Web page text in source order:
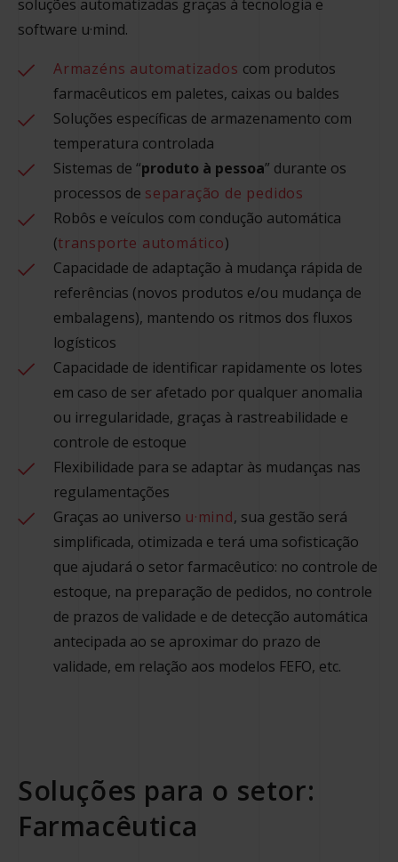
soluções automatizadas graças à tecnologia e
software u·mind.
Armazéns automatizados com produtos
farmacêuticos em paletes, caixas ou baldes
Soluções específicas de armazenamento com
temperatura controlada
Sistemas de “produto à pessoa” durante os
processos de separação de pedidos
Robôs e veículos com condução automática
(transporte automático)
Capacidade de adaptação à mudança rápida de
referências (novos produtos e/ou mudança de
embalagens), mantendo os ritmos dos fluxos
logísticos
Capacidade de identificar rapidamente os lotes
em caso de ser afetado por qualquer anomalia
ou irregularidade, graças à rastreabilidade e
controle de estoque
Flexibilidade para se adaptar às mudanças nas
regulamentações
Graças ao universo u·mind, sua gestão será
simplificada, otimizada e terá uma sofisticação
que ajudará o setor farmacêutico: no controle de
estoque, na preparação de pedidos, no controle
de prazos de validade e de detecção automática
antecipada ao se aproximar do prazo de
validade, em relação aos modelos FEFO, etc.
Soluções para o setor:
Farmacêutica